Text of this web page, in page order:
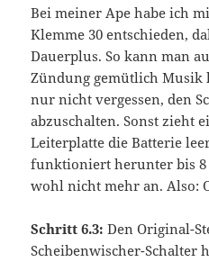
Bei meiner Ape habe ich
Klemme 30 entschieden,
Dauerplus. So kann man
Zündung gemütlich Musik
nur nicht vergessen, den
abzuschalten. Sonst zieht
Leiterplatte die Batterie
funktioniert herunter bis 8
wohl nicht mehr an. Also:
Schritt 6.3: Den Original-
Scheibenwischer-Schalter